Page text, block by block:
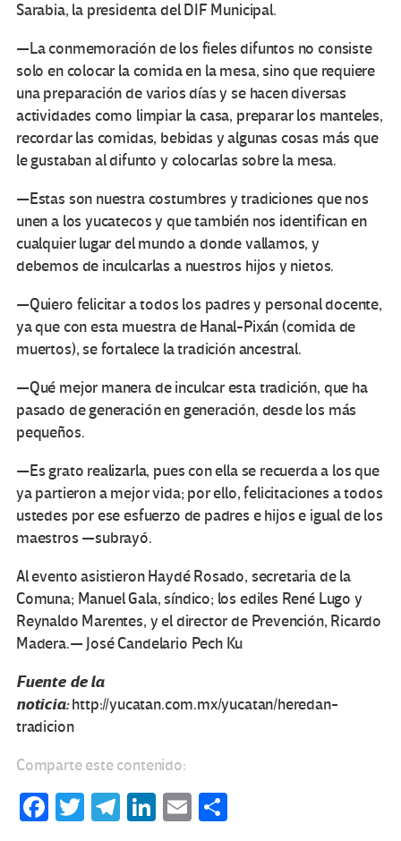
Sarabia, la presidenta del DIF Municipal.
—La conmemoración de los fieles difuntos no consiste
solo en colocar la comida en la mesa, sino que requiere
una preparación de varios días y se hacen diversas
actividades como limpiar la casa, preparar los manteles,
recordar las comidas, bebidas y algunas cosas más que
le gustaban al difunto y colocarlas sobre la mesa.
—Estas son nuestra costumbres y tradiciones que nos
unen a los yucatecos y que también nos identifican en
cualquier lugar del mundo a donde vallamos, y
debemos de inculcarlas a nuestros hijos y nietos.
—Quiero felicitar a todos los padres y personal docente,
ya que con esta muestra de Hanal-Pixán (comida de
muertos), se fortalece la tradición ancestral.
—Qué mejor manera de inculcar esta tradición, que ha
pasado de generación en generación, desde los más
pequeños.
—Es grato realizarla, pues con ella se recuerda a los que
ya partieron a mejor vida; por ello, felicitaciones a todos
ustedes por ese esfuerzo de padres e hijos e igual de los
maestros —subrayó.
Al evento asistieron Haydé Rosado, secretaria de la
Comuna; Manuel Gala, síndico; los ediles René Lugo y
Reynaldo Marentes, y el director de Prevención, Ricardo
Madera.— José Candelario Pech Ku
Fuente de la
noticia:http://yucatan.com.mx/yucatan/heredan-
tradicion
Comparte este contenido:
Fa T
Te Li
E